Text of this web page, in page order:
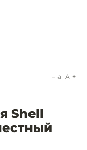
a A
Shell